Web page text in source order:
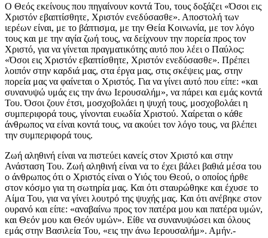
Ο Θεός εκείνους που πηγαίνουν κοντά Του, τους δοξάζει «Όσοι εις
Χριστόν εβαπτίσθητε, Χριστόν ενεδύσασθε». Αποστολή των
ιερέων είναι, με το βάπτισμα, με την Θεία Κοινωνία, με τον λόγο
τους και με την αγία ζωή τους, να δείχνουν την πορεία προς τον
Χριστό, για να γίνεται πραγματικότης αυτό που λέει ο Παύλος:
«Όσοι εις Χριστόν εβαπτίσθητε, Χριστόν ενεδύσασθε». Πρέπει
λοιπόν στην καρδιά μας, στα έργα μας, στις σκέψεις μας, στην
πορεία μας να φαίνεται ο Χριστός. Για να γίνει αυτό που είπε: «και
συνανυψώ υμάς εις την άνω Ιερουσαλήμ», να πάρει και εμάς κοντά
Του. Όσοι ζουν έτσι, μοσχοβολάει η ψυχή τους, μοσχοβολάει η
συμπεριφορά τους, γίνονται ευωδία Χριστού. Χαίρεται ο κάθε
άνθρωπος να είναι κοντά τους, να ακούει τον λόγο τους, να βλέπει
την συμπεριφορά τους.
Ζωή αληθινή είναι να πιστεύει κανείς στον Χριστό και στην
Ανάσταση Του. Ζωή αληθινή είναι να το έχει βάλει βαθιά μέσα του
ο άνθρωπος ότι ο Χριστός είναι ο Υιός του Θεού, ο οποίος ήρθε
στον κόσμο για τη σωτηρία μας. Και ότι σταυρώθηκε και έχυσε το
Αίμα Του, για να γίνει λουτρό της ψυχής μας. Και ότι ανέβηκε στον
ουρανό και είπε: «αναβαίνω προς τον πατέρα μου και πατέρα υμών,
και Θεόν μου και Θεόν υμών». Είθε να συνανυψώσει και όλους
εμάς στην Βασιλεία Του, «εις την άνω Ιερουσαλήμ». Αμήν.-